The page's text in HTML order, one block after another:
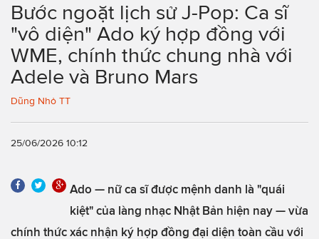
Bước ngoặt lịch sử J-Pop: Ca sĩ
"vô diện" Ado ký hợp đồng với
WME, chính thức chung nhà với
Adele và Bruno Mars
Dũng Nhỏ TT
25/06/2026 10:12
Ado — nữ ca sĩ được mệnh danh là "quái
kiệt" của làng nhạc Nhật Bản hiện nay — vừa
chính thức xác nhận ký hợp đồng đại diện toàn cầu với